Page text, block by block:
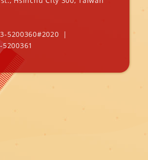
5200360#2020
|
5200361